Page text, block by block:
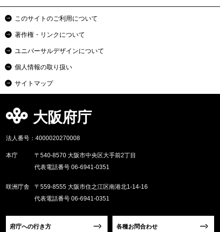
このサイトのご利用について
著作権・リンクについて
ユニバーサルデザインについて
個人情報の取り扱い
サイトマップ
大阪府庁
法人番号：4000020270008
本庁
〒540-8570 大阪市中央区大手前2丁目
代表電話番号 06-6941-0351
咲洲庁舎
〒559-8555 大阪市住之江区南港北1-14-16
代表電話番号 06-6941-0351
府庁への行き方 各種お問合わせ